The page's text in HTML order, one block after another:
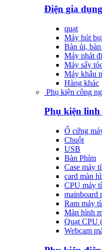
Điện gia dụng
quạt
Máy hút bụi
Bàn ủi, bàn
Máy phát
Máy sấy
Máy khâu
Hàng khác
Phụ kiện công
Phụ kiện
Ổ cứng
Chuột
USB
Bàn Phím
Case máy
card màn
CPU máy
mainboard
Ram máy
Màn hình
Quạt CPU
Webcam